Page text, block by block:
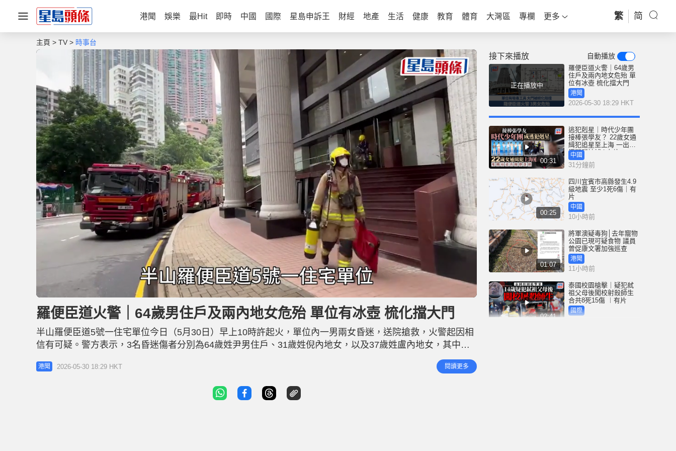
港聞 娛樂 最Hit 即時 中國 國際 星島申訴王 財經 地產 生活 健康 教育 體育 大灣區 專欄 更多 繁 简
主頁 TV 時事台
n
u
t
e
o
d
e
d
:
2
2
.
羅便臣道火警｜64歲男住戶及兩內地女危殆 單位有冰壺 梳化擋大門
半山羅便臣道5號一住宅單位今日（5月30日）早上10時許起火，單位內一男兩女昏迷，送院搶救，火警起因相
信有可疑。警方表示，3名昏迷傷者分別為64歲姓尹男住戶、31歲姓倪內地女，以及37歲姓盧內地女，其中尹
男與倪女為情侶，盧女則為他們的朋友。 警方、消防和救護下午見記者交代案情，提到3人情況危殆，火警單
位大門被梳化阻擋，內有冰壺、打火機等吸毒工具。警方不排除有人在單位吸煙或吸毒導致起火，其後打火機
港聞 2026-05-30 18:29 HKT 閱讀更多
接下來播放 自動播放
正在播放中
羅便臣道火警｜64歲男
住戶及兩內地女危殆 單
位有冰壺 梳化擋大門
港聞
2026-05-30 18:29 HKT
00:31
逃犯剋星｜時代少年團
接棒張學友？ 22歲女通
緝犯追星至上海 一出地
鐵閘即被捕 | 有片
中國
31分鐘前
00:25
四川宜賓市高縣發生4.9
級地震 至少1死6傷｜有
片
中國
10小時前
01:07
將軍澳疑毒狗│去年寵物
公園已現可疑食物 議員
曾促康文署加強巡查
港聞
11小時前
02:41
泰國校園槍擊｜疑犯弒
祖父母後闖校射殺師生
合共8死15傷 ︱有片
國際